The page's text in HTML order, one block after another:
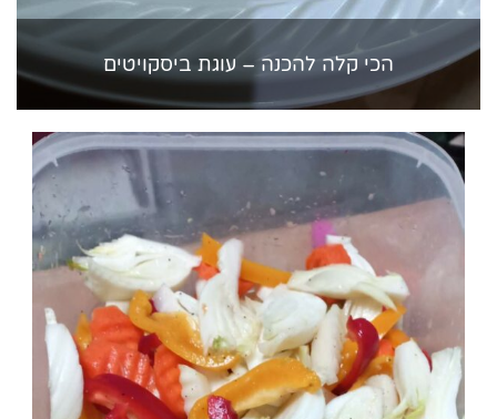
הכי קלה להכנה – עוגת ביסקויטים